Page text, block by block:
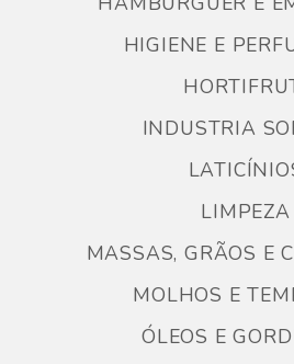
HIGIENE E
INDUSTRIA
LIMPEZA
MASSAS, GRÃOS E
MOLHOS E
ÓLEOS E